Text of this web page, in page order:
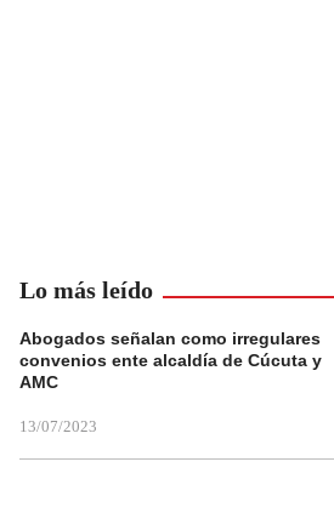
Lo más leído
Abogados señalan como irregulares
convenios ente alcaldía de Cúcuta y
AMC
13/07/2023